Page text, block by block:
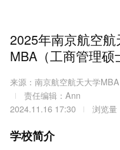
2025年南京航空
MBA（工商管理
来源：南京航空航天大学MBA
责任编辑：Ann
2024.11.16 17:30
浏览量
学校简介